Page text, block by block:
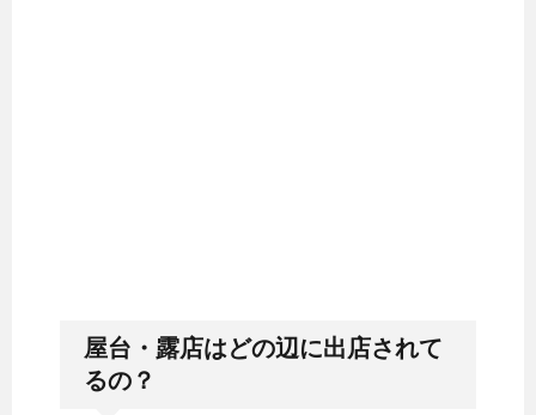
屋台・露店はどの辺に出店されて
るの？